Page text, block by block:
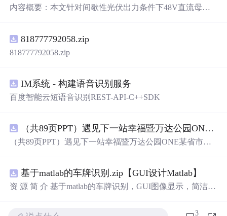
内容概要：本文针对间歇性光伏出力条件下48V直流母线
含光伏阵列、Boost型DC-DC变换器、双向DC-DC变换器
与锂离子电池储能系统的完整拓扑结构，结合光伏最大功
架构，集成电压外环与电流内环双闭环控制策略，确保在
光照强度波动、负载突变等动态工况下维持母线电压稳
定。在Simulink环境中搭建全系统仿真模型，验证了控制策
在无外部电网支撑下的自主运行能力和电能质量水平。; 适
合人群：具备电力电子、自动控制与新能源系统基础知识
的电气工程及相关专业研究生、科研人员，以及从事光伏
景及目标：①用于教学与科研中离网型光伏直流微网系统
的建模与仿真分析；②指导实际工程中48V直流微网的电
压稳定控制与储能协调管理方案设计；③为新能源微网中
818777792058.zip
818777792058.zip
IM系统 - 构建语音识别服务
百度智能云短语音识别REST-API-C++SDK
（共89页PPT）遇见下一站幸福暨万达公园ONE某省市热气球生活艺术节活动策划方案.pptx
（共89页PPT）遇见下一站幸福暨万达公园ONE某省市热
基于matlab的车牌识别.zip【GUI设计Matlab】
资 源 简 介 基于matlab的车牌识别，GUI图像显示，简洁明
3